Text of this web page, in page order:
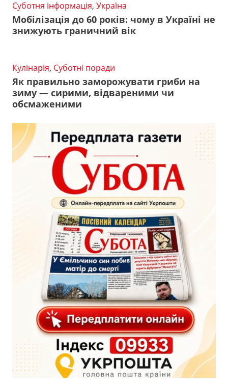
Суботня інформація, Україна
Мобілізація до 60 років: чому в Україні не
знижують граничний вік
Кулінарія, Суботні поради
Як правильно заморожувати гриби на
зиму — сирими, відвареними чи
обсмаженими